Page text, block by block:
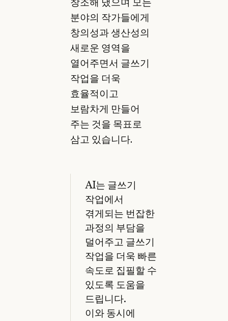
분야의 작가들에게
창의성과 생산성의
새로운 영역을
열어주면서 글쓰기
작업을 더욱
효율적이고
보람차게 만들어
주는 것을 목표로
삼고 있습니다.
AI는 글쓰기
작업에서
겪게되는 번잡한
과정의 부담을
덜어주고 글쓰기
작업을 더욱 빠른
속도로 집필할 수
있도록 도움을
드립니다.
이와 동시에